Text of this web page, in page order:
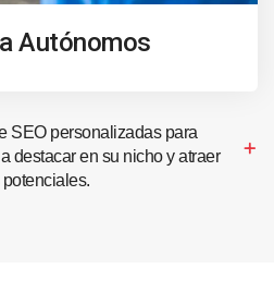
Autónomos
SEO personalizadas para
destacar en su nicho y atraer